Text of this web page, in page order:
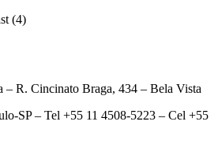
– R. Cincinato Braga, 434 – Bela Vista
SP – Tel +55 11 4508-5223 – Cel +55